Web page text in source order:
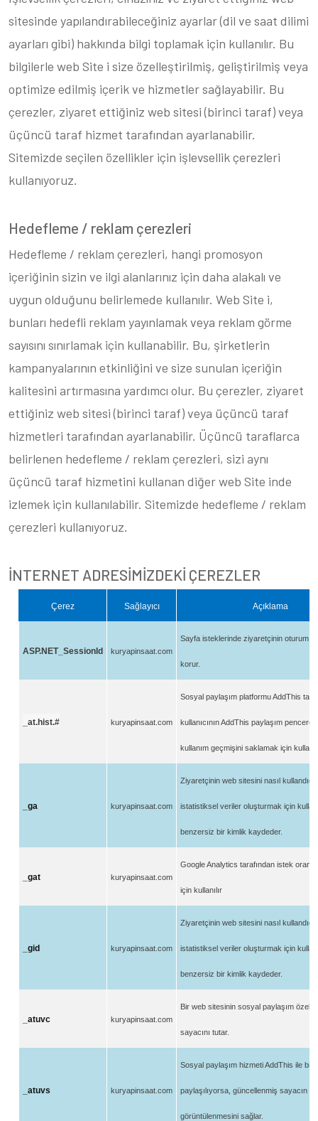
sitesinde yapılandırabileceğiniz ayarlar (dil ve saat dilimi
ayarları gibi) hakkında bilgi toplamak için kullanılır. Bu
bilgilerle web Site i size özelleştirilmiş, geliştirilmiş veya
optimize edilmiş içerik ve hizmetler sağlayabilir. Bu
çerezler, ziyaret ettiğiniz web sitesi (birinci taraf) veya
üçüncü taraf hizmet tarafından ayarlanabilir.
Sitemizde seçilen özellikler için işlevsellik çerezleri
kullanıyoruz.
Hedefleme / reklam çerezleri
Hedefleme / reklam çerezleri, hangi promosyon
içeriğinin sizin ve ilgi alanlarınız için daha alakalı ve
uygun olduğunu belirlemede kullanılır. Web Site i,
bunları hedefli reklam yayınlamak veya reklam görme
sayısını sınırlamak için kullanabilir. Bu, şirketlerin
kampanyalarının etkinliğini ve size sunulan içeriğin
kalitesini artırmasına yardımcı olur. Bu çerezler, ziyaret
ettiğiniz web sitesi (birinci taraf) veya üçüncü taraf
hizmetleri tarafından ayarlanabilir. Üçüncü taraflarca
belirlenen hedefleme / reklam çerezleri, sizi aynı
üçüncü taraf hizmetini kullanan diğer web Site inde
izlemek için kullanılabilir. Sitemizde hedefleme / reklam
çerezleri kullanıyoruz.
İNTERNET ADRESİMİZDEKİ ÇEREZLER
Çerez Sağ layıcı Açıklama
ASP.NET_SessionId kuryapinsaat.com
Sayfa isteklerinde ziyaretçinin oturum
korur.
at.hist.# kuryapinsaat.com
Sosyal paylaşım platformu AddThis taraf
kullanıcının AddThis paylaşım pencere
kullanım geçmişini saklamak için
_ga kuryapinsaat.com
Ziyaretçinin web sitesini nasıl
istatistiksel veriler oluşturmak için
benzersiz bir kimlik kaydeder.
_gat kuryapinsaat.com
Google Analytics tarafından istek
için kullanılır
_gid kuryapinsaat.com
Ziyaretçinin web sitesini nasıl
istatistiksel veriler oluşturmak için
benzersiz bir kimlik kaydeder.
_atuvc kuryapinsaat.com
Bir web sitesinin sosyal paylaşım ö
sayacını tutar.
_atuvs kuryapinsaat.com
Sosyal paylaşım hizmeti AddThis ile bir
paylaşılıyorsa, güncellenmiş sayacın
görüntülenmesini sağlar.